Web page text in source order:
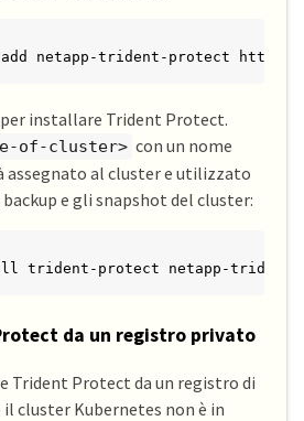
add netapp-trident-protect
installare Trident Protect.
of-cluster> con un nome
assegnato al cluster e utilizzato
e gli snapshot del cluster:
trident-protect netapp-trident-
da un registro privato
Trident Protect da un registro di
cluster Kubernetes non è in